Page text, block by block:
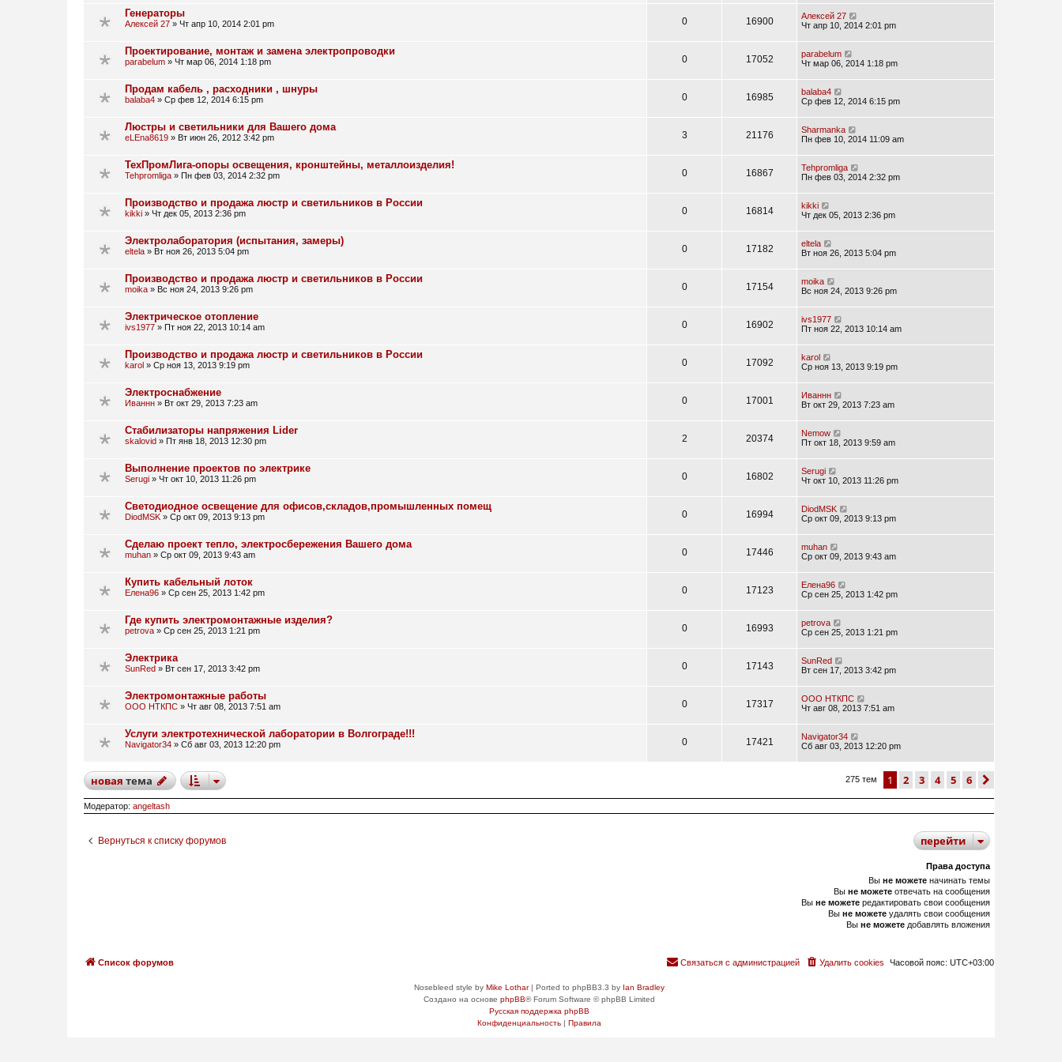
Генераторы
Алексей 27 » Чт апр 10, 2014 2:01 pm 0 16900
Алексей 27
Чт апр 10, 2014 2:01 pm
Проектирование, монтаж и замена электропроводки
parabelum » Чт мар 06, 2014 1:18 pm 0 17052
parabelum
Чт мар 06, 2014 1:18 pm
Продам кабель , расходники , шнуры
balaba4 » Ср фев 12, 2014 6:15 pm 0 16985
balaba4
Ср фев 12, 2014 6:15 pm
Люстры и светильники для Вашего дома
eLEna8619 » Вт июн 26, 2012 3:42 pm 3 21176
Sharmanka
Пн фев 10, 2014 11:09 am
ТехПромЛига-опоры освещения, кронштейны, металлоизделия!
Tehpromliga » Пн фев 03, 2014 2:32 pm 0 16867
Tehpromliga
Пн фев 03, 2014 2:32 pm
Производство и продажа люстр и светильников в России
kikki » Чт дек 05, 2013 2:36 pm 0 16814
kikki
Чт дек 05, 2013 2:36 pm
Электролаборатория (испытания, замеры)
eltela » Вт ноя 26, 2013 5:04 pm 0 17182
eltela
Вт ноя 26, 2013 5:04 pm
Производство и продажа люстр и светильников в России
moika » Вс ноя 24, 2013 9:26 pm 0 17154
moika
Вс ноя 24, 2013 9:26 pm
Электрическое отопление
ivs1977 » Пт ноя 22, 2013 10:14 am 0 16902
ivs1977
Пт ноя 22, 2013 10:14 am
Производство и продажа люстр и светильников в России
karol » Ср ноя 13, 2013 9:19 pm 0 17092
karol
Ср ноя 13, 2013 9:19 pm
Электроснабжение
Иваннн » Вт окт 29, 2013 7:23 am 0 17001
Иваннн
Вт окт 29, 2013 7:23 am
Стабилизаторы напряжения Lider
skalovid » Пт янв 18, 2013 12:30 pm 2 20374
Nemow
Пт окт 18, 2013 9:59 am
Выполнение проектов по электрике
Serugi » Чт окт 10, 2013 11:26 pm 0 16802
Serugi
Чт окт 10, 2013 11:26 pm
Светодиодное освещение для офисов,складов,промышленных помещ
DiodMSK » Ср окт 09, 2013 9:13 pm 0 16994
DiodMSK
Ср окт 09, 2013 9:13 pm
Сделаю проект тепло, электросбережения Вашего дома
muhan » Ср окт 09, 2013 9:43 am 0 17446
muhan
Ср окт 09, 2013 9:43 am
Купить кабельный лоток
Елена96 » Ср сен 25, 2013 1:42 pm 0 17123
Елена96
Ср сен 25, 2013 1:42 pm
Где купить электромонтажные изделия?
petrova » Ср сен 25, 2013 1:21 pm 0 16993
petrova
Ср сен 25, 2013 1:21 pm
Электрика
SunRed » Вт сен 17, 2013 3:42 pm 0 17143
SunRed
Вт сен 17, 2013 3:42 pm
Электромонтажные работы
ООО НТКПС » Чт авг 08, 2013 7:51 am 0 17317
ООО НТКПС
Чт авг 08, 2013 7:51 am
Услуги электротехнической лаборатории в Волгограде!!!
Navigator34 » Сб авг 03, 2013 12:20 pm 0 17421
Navigator34
Сб авг 03, 2013 12:20 pm
новаятема 275 тем 1 2 3 4 5 6
Модератор: angeltash
Вернуться к списку форумов перейти
Права доступа
Вы не можете начинать темы
Вы не можете отвечать на сообщения
Вы не можете редактировать свои сообщения
Вы не можете удалять свои сообщения
Вы не можете добавлять вложения
Список форумов Часовой пояс: UTC+03:00
Удалить cookies
Связаться с администрацией
Nosebleed style by Mike Lothar| Ported to phpBB3.3 by Ian Bradley
Создано на основе phpBB® Forum Software © phpBB Limited
Русская поддержка phpBB
Конфиденциальность| Правила